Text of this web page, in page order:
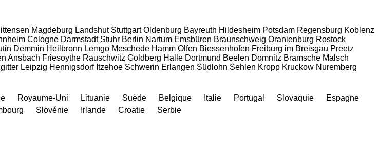
Magdeburg Landshut Stuttgart Oldenburg Bayreuth Hildesheim Potsdam Regensburg Koblenz
Cologne Darmstadt Stuhr Berlin Nartum Emsbüren Braunschweig Oranienburg Rostock
Demmin Heilbronn Lemgo Meschede Hamm Olfen Biessenhofen Freiburg im Breisgau Preetz
Ansbach Friesoythe Rauschwitz Goldberg Halle Dortmund Beelen Domnitz Bramsche Malsch
Leipzig Hennigsdorf Itzehoe Schwerin Erlangen Südlohn Sehlen Kropp Kruckow Nuremberg
Royaume-Uni Lituanie Suède Belgique Italie Portugal Slovaquie
Espagne
Slovénie Irlande Croatie
Serbie